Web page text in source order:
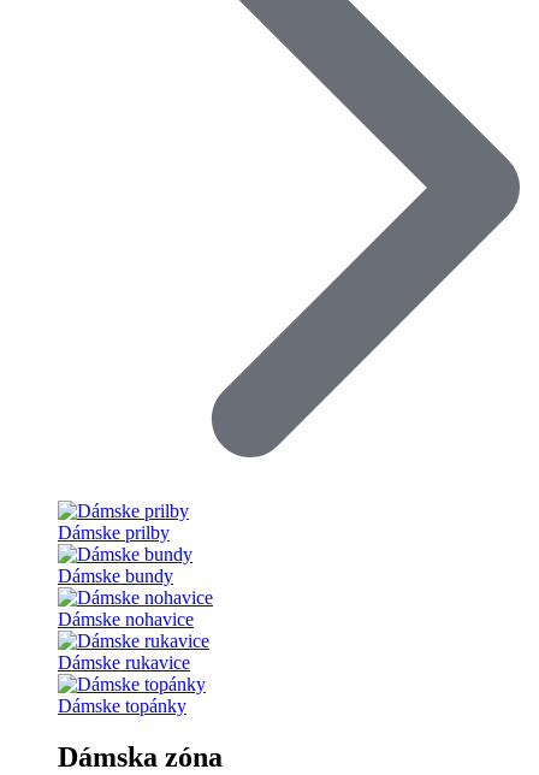
Dámske prilby
Dámske bundy
Dámske nohavice
Dámske rukavice
Dámske topánky
Dámska zóna